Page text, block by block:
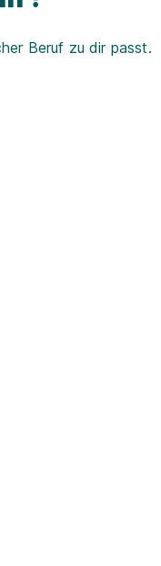
Beruf zu dir passt.